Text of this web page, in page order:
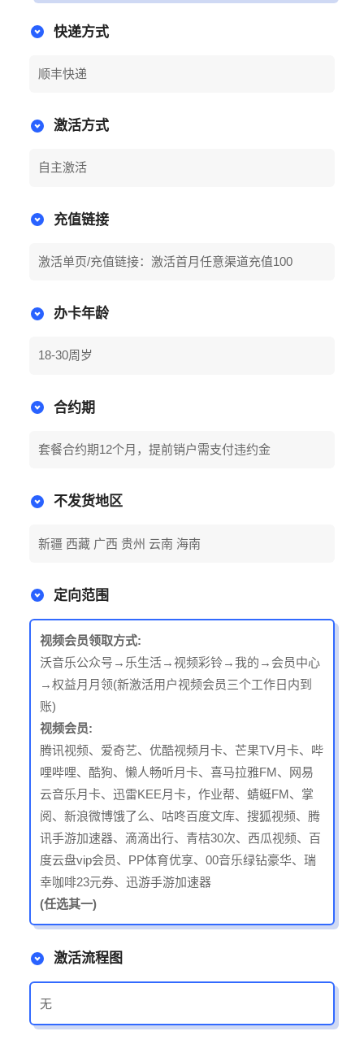
快递方式
顺丰快递
激活方式
自主激活
充值链接
激活单页/充值链接：激活首月任意渠道充值100
办卡年龄
18-30周岁
合约期
套餐合约期12个月，提前销户需支付违约金
不发货地区
新疆 西藏 广西 贵州 云南 海南
定向范围
视频会员领取方式:
沃音乐公众号→乐生活→视频彩铃→我的→会员中心
→权益月月领(新激活用户视频会员三个工作日内到
账)
视频会员:
腾讯视频、爱奇艺、优酷视频月卡、芒果TV月卡、哔
哩哔哩、酷狗、懒人畅听月卡、喜马拉雅FM、网易
云音乐月卡、迅雷KEE月卡，作业帮、蜻蜓FM、掌
阅、新浪微博饿了么、咕咚百度文库、搜狐视频、腾
讯手游加速器、滴滴出行、青桔30次、西瓜视频、百
度云盘vip会员、PP体育优享、00音乐绿钻豪华、瑞
幸咖啡23元券、迅游手游加速器
(任选其一)
激活流程图
无